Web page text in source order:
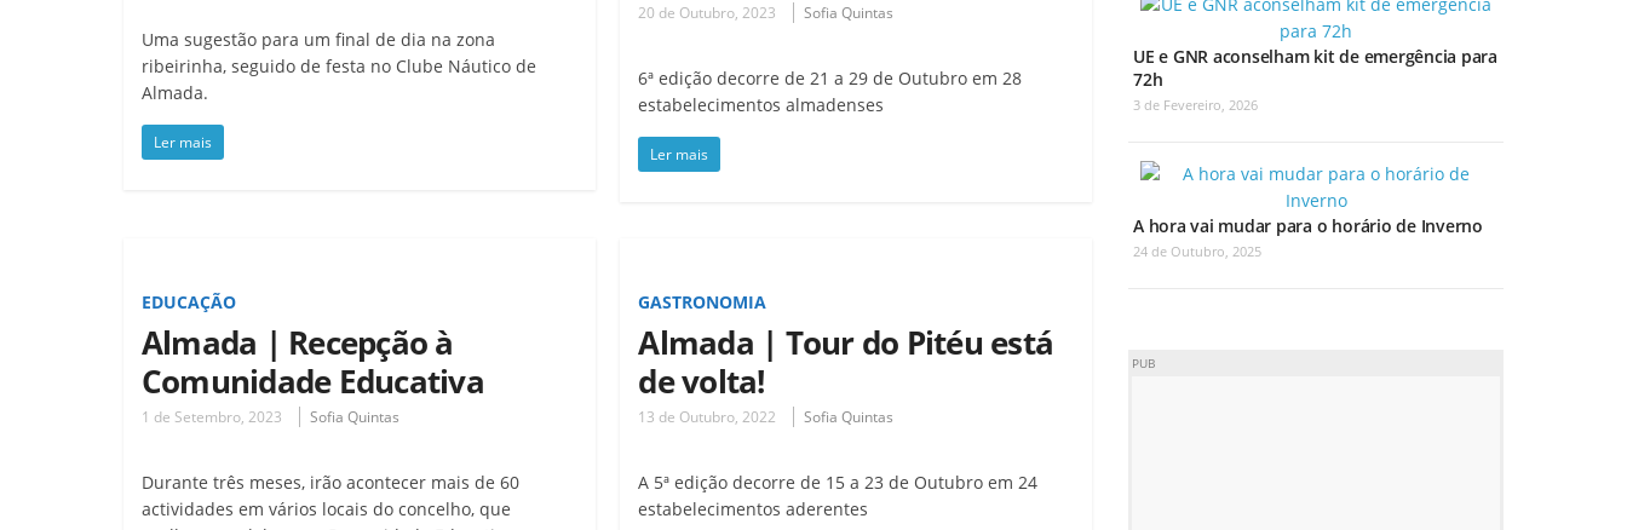
Uma sugestão para um final de dia na zona
ribeirinha, seguido de festa no Clube Náutico de
Almada.
Ler mais
20 de Outubro, 2023 Sofia Quintas
6ª edição decorre de 21 a 29 de Outubro em 28
estabelecimentos almadenses
Ler mais
EDUCAÇÃO
Almada | Recepção à
Comunidade Educativa
1 de Setembro, 2023 Sofia Quintas
Durante três meses, irão acontecer mais de 60
actividades em vários locais do concelho, que
GASTRONOMIA
Almada | Tour do Pitéu está
de volta!
13 de Outubro, 2022 Sofia Quintas
A 5ª edição decorre de 15 a 23 de Outubro em 24
estabelecimentos aderentes
UE e GNR aconselham kit de emergência para
72h
3 de Fevereiro, 2026
A hora vai mudar para o horário de Inverno
24 de Outubro, 2025
PUB